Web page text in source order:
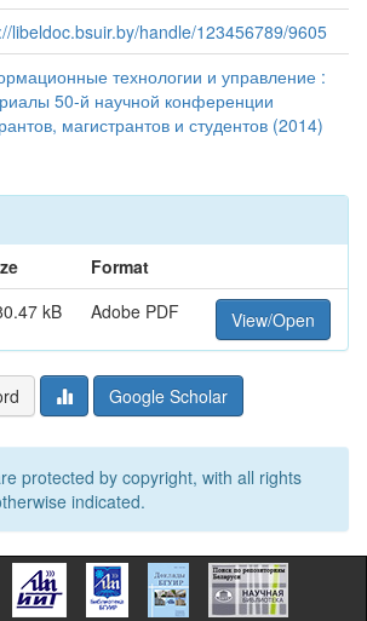
libeldoc.bsuir.by/handle/123456789/9605
технологии и управление :
50-й научной конференции
магистрантов и студентов (2014)
Format
kB Adobe PDF View/Open
Google Scholar
protected by copyright, with all rights
indicated.